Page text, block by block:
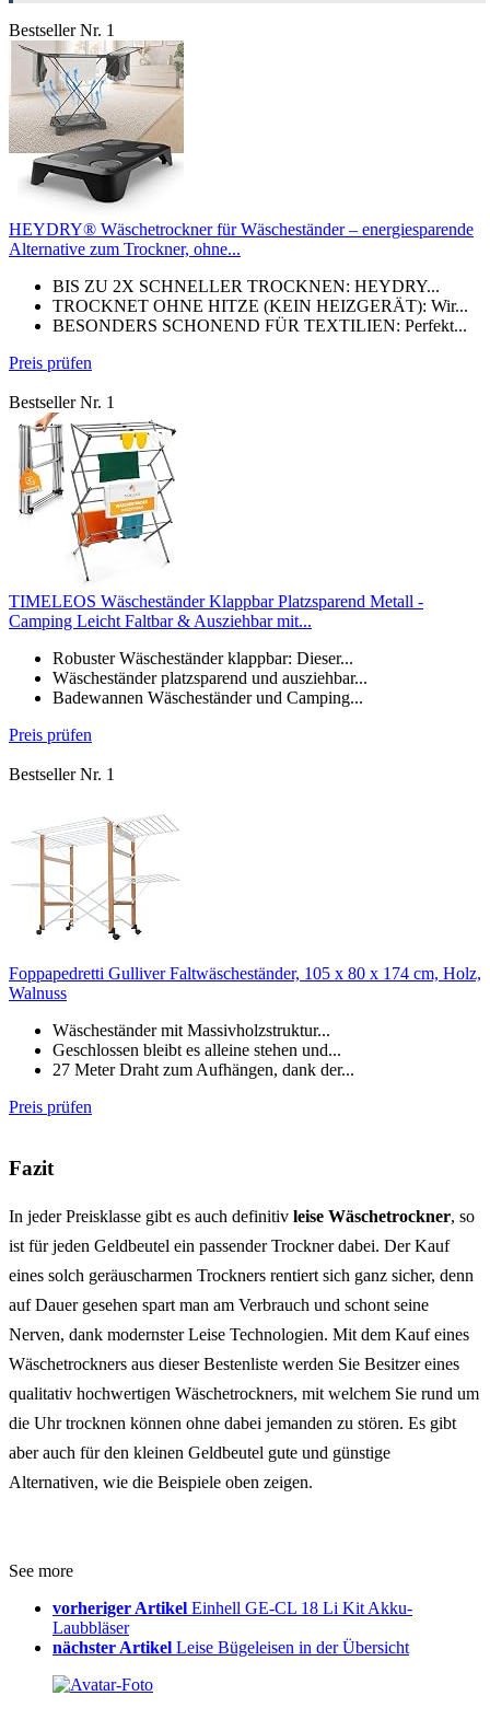
Bestseller Nr. 1
HEYDRY® Wäschetrockner für Wäscheständer – energiesparende
Alternative zum Trockner, ohne...
BIS ZU 2X SCHNELLER TROCKNEN: HEYDRY...
TROCKNET OHNE HITZE (KEIN HEIZGERÄT): Wir...
BESONDERS SCHONEND FÜR TEXTILIEN: Perfekt...
Preis prüfen
Bestseller Nr. 1
TIMELEOS Wäscheständer Klappbar Platzsparend Metall -
Camping Leicht Faltbar & Ausziehbar mit...
Robuster Wäscheständer klappbar: Dieser...
Wäscheständer platzsparend und ausziehbar...
Badewannen Wäscheständer und Camping...
Preis prüfen
Bestseller Nr. 1
Foppapedretti Gulliver Faltwäscheständer, 105 x 80 x 174 cm, Holz,
Walnuss
Wäscheständer mit Massivholzstruktur...
Geschlossen bleibt es alleine stehen und...
27 Meter Draht zum Aufhängen, dank der...
Preis prüfen
Fazit
In jeder Preisklasse gibt es auch definitiv leise Wäschetrockner, so
ist für jeden Geldbeutel ein passender Trockner dabei. Der Kauf
eines solch geräuscharmen Trockners rentiert sich ganz sicher, denn
auf Dauer gesehen spart man am Verbrauch und schont seine
Nerven, dank modernster Leise Technologien. Mit dem Kauf eines
Wäschetrockners aus dieser Bestenliste werden Sie Besitzereines
qualitativ hochwertigen Wäschetrockners, mit welchem Sie rund um
die Uhr trocknen können ohne dabei jemanden zu stören. Es gibt
aber auch für den kleinen Geldbeutel gute und günstige
Alternativen, wie die Beispiele oben zeigen.
See more
vorheriger Artikel Einhell GE-CL 18 Li Kit Akku-
Laubbläser
nächster Artikel Leise Bügeleisen in der Übersicht